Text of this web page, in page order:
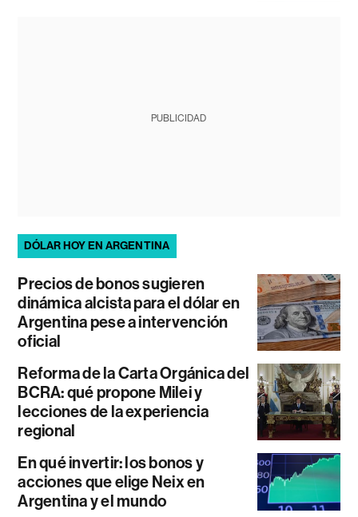
PUBLICIDAD
DÓLAR HOY EN ARGENTINA
Precios de bonos sugieren
dinámica alcista para el dólar en
Argentina pese a intervención
oficial
Reforma de la Carta Orgánica del
BCRA: qué propone Milei y
lecciones de la experiencia
regional
En qué invertir: los bonos y
acciones que elige Neix en
Argentina y el mundo